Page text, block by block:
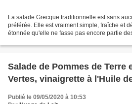
La salade Grecque traditionnelle est sans
préférée. Elle est vraiment simple, fraîche et
étonnée qu'elle ne fasse pas encore partie
Salade de Pommes de Terre
Vertes, vinaigrette à l'Huile
Publié le 09/05/2020 à 10:53